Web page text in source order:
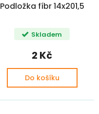
Podložka fíbr 14x201,5
Skladem
2 Kč
Do košíku